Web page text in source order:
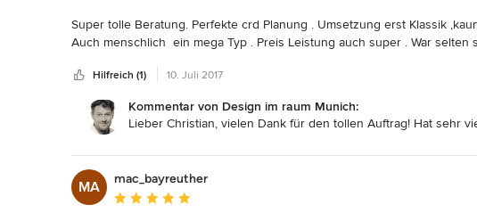
Super tolle Beratung. Perfekte crd Planung . Umsetzung erst Klassik
Auch menschlich  ein mega Typ . Preis Leistung auch super . War selten
Hilfreich (1) 10. Juli 2017
Kommentar von Design im raum Munich:
Lieber Christian, vielen Dank für den tollen Auftrag! Hat sehr
MA
mac_bayreuther
Durchschnittliche Bewertung: 5 von 5 Sternen